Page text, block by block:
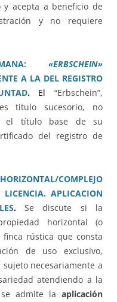
acepta a beneficio de
y no requiere
«ERBSCHEIN»
A LA DEL REGISTRO
. El “Erbschein”,
titulo sucesorio, no
el título base de su
del registro de
COMPLEJO
APLICACION
.Se discute si la
horizontal (o
rústica que consta
de uso exclusivo,
necesariamente a
atendiendo a la
se admite la aplicación